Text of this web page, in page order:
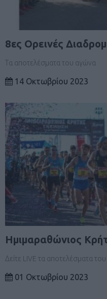
8ες Ορεινές
Τα αποτελέσματα του αγώνα
14 Οκτωβρίου 2023
Ημιμαραθώνιος
Δείτε LIVE τα αποτελέσματα
01 Οκτωβρίου 2023